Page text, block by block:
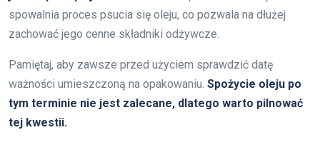
spowalnia proces psucia się oleju, co pozwala na dłużej
zachować jego cenne składniki odżywcze.
Pamiętaj, aby zawsze przed użyciem sprawdzić datę
ważności umieszczoną na opakowaniu. Spożycie oleju po
tym terminie nie jest zalecane, dlatego warto pilnować
tej kwestii.